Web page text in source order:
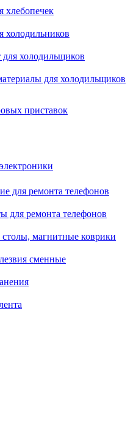
хлебопечек
холодильников
холодильщиков
для холодильщиков
приставок
для ремонта телефонов
для ремонта телефонов
магнитные коврики
сменные